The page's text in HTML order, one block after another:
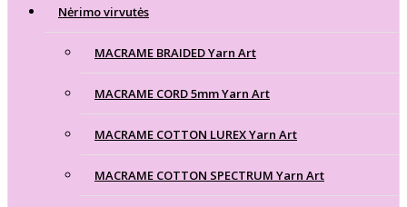
Nėrimo virvutės
MACRAME BRAIDED Yarn Art
MACRAME CORD 5mm Yarn Art
MACRAME COTTON LUREX Yarn Art
MACRAME COTTON SPECTRUM Yarn Art